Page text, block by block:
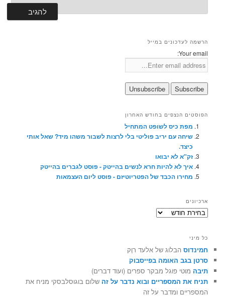
הרשמה לעדכונים במייל
Your email:
הפוסטים הנצפים בחודש האחרון
מפת כיס לשופט המתחיל
שיחה עם יריב פוליטי בלי לרצות לשבור משהו מיד? שאל אותי
כיצד.
זק"א לא יבואו
איך לא להיות חרא לנשים בהייטק - פוסט לגברים בהייטק
מחירו הכבד של הפטריוטיזם - פוסט ליום העצמאות
ארכיונים
ארכיונים
כל מיני
חמינדוס הבלוג של אלעד רוֶק
סרטן בגב האומה בפייסבוק
תיבה מוטי פוגל מבקר ספרים (ועוד דברים)
תניח את המספריים ובוא נדבר על זה שלום בוגוסלבסקי מניח את
המספריים ומדבר על זה